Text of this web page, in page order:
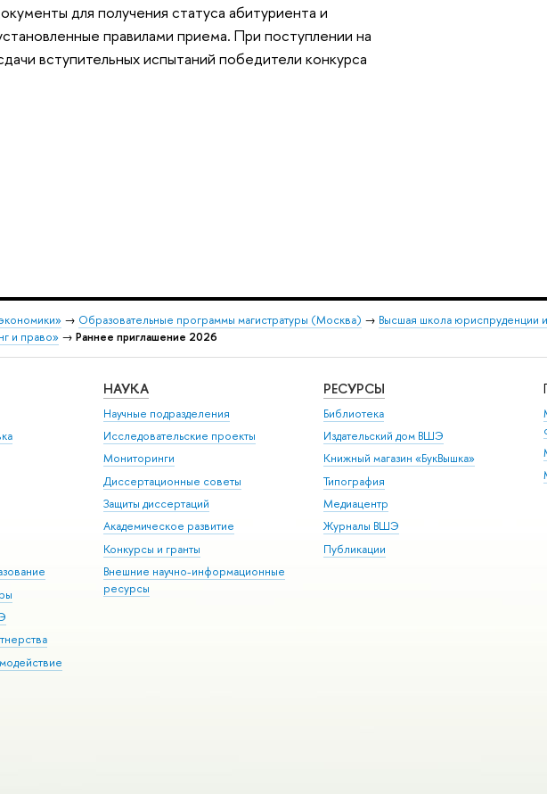
для получения статуса абитуриента и
правилами приема. При поступлении на
вступительных испытаний победители конкурса
→ Образовательные программы магистратуры (Москва) → Высшая школа юриспруденции
и право» → Раннее приглашение 2026
НАУКА
Научные подразделения
Исследовательские проекты
Мониторинги
Диссертационные советы
Защиты диссертаций
Академическое развитие
Конкурсы и гранты
Внешние научно-информационные
ресурсы
РЕСУРСЫ
Библиотека
Издательский дом ВШЭ
Книжный магазин «БукВышка»
Типография
Медиацентр
Журналы ВШЭ
Публикации